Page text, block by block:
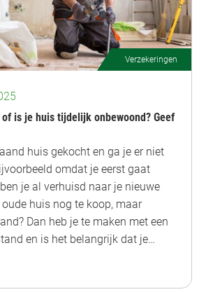
Verzekeringen
of is je huis tijdelijk onbewoond? Geef
huis gekocht en ga je er niet
omdat je eerst gaat
je al verhuisd naar je nieuwe
huis nog te koop, maar
Dan heb je te maken met een
en is het belangrijk dat je…